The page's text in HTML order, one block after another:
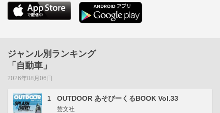
ジャンル別ランキング
「自動車」
2026年08月06日
1 OUTDOOR あそびーくるBOOK Vol.33
芸文社